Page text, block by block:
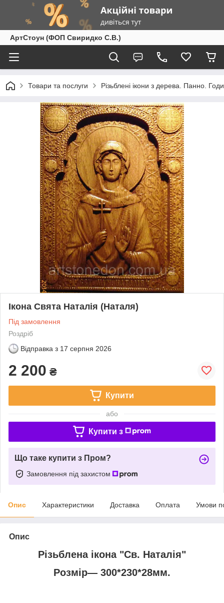
АртСтоун (ФОП Свиридко С.В.)
Товари та послуги Різьблені ікони з дерева. Панно.
Ікона Свята Наталія (Наталя)
Під замовлення
Роздріб
Відправка з 17 серпня 2026
2 200 ₴
Купити
або
Купити з
Що таке купити з Пром?
Замовлення під захистом
Опис Характеристики Доставка Оплата Умови
Опис
Різьблена ікона "Св. Наталія"
Розмір― 300*230*28мм.